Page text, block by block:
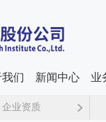
们 新闻中心 业
企业资质